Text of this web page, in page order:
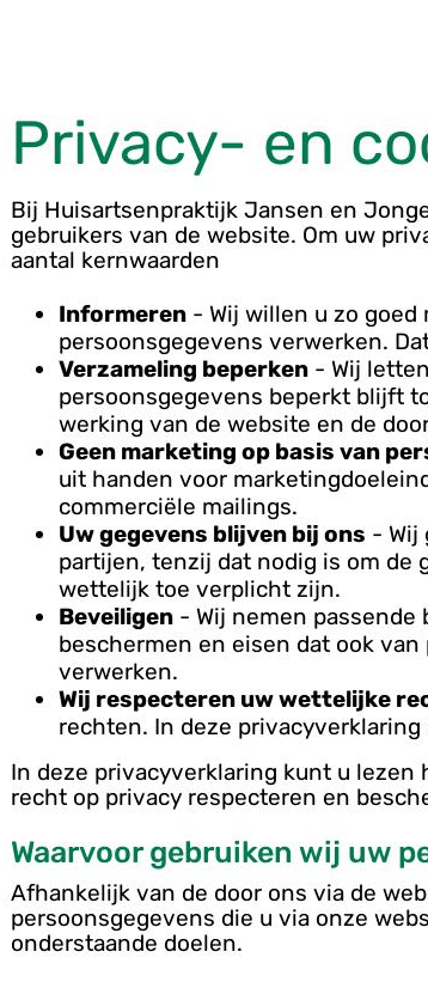
Privacy- en
Bij Huisartsenpraktijk Jansen en
gebruikers van de website. Om uw
aantal kernwaarden
Informeren - Wij willen u zo
persoonsgegevens verwerken.
Verzameling beperken - Wij
persoonsgegevens beperkt blijft
werking van de website en de
Geen marketing op basis van
uit handen voor
commerciële mailings.
Uw gegevens blijven bij ons - Wij
partijen, tenzij dat nodig is om de
wettelijk toe verplicht zijn.
Beveiligen - Wij nemen
beschermen en eisen dat ook
verwerken.
Wij respecteren uw wettelijke
rechten. In deze
In deze privacyverklaring kunt u
recht op privacy respecteren en
Waarvoor gebruiken wij uw
Afhankelijk van de door ons via de
persoonsgegevens die u via onze
onderstaande doelen.